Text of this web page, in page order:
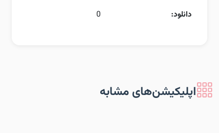
دانلود:
0
اپلیکیشن‌های مشابه